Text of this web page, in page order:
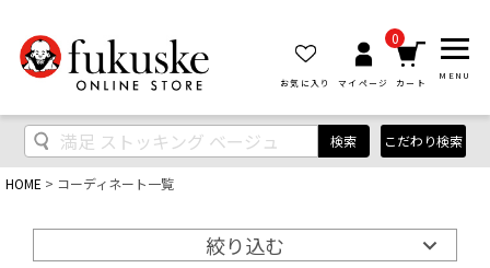
お気に入り マイページ
0
カート
MENU
検索 こだわり検索
HOME コーディネート一覧
絞り込む